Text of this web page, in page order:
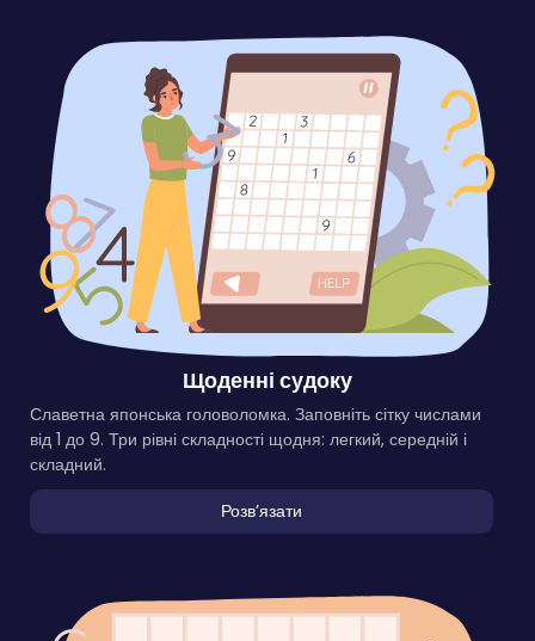
Щоденні судоку
Славетна японська головоломка. Заповніть сітку числами
від 1 до 9. Три рівні складності щодня: легкий, середній і
складний.
Розвʼязати